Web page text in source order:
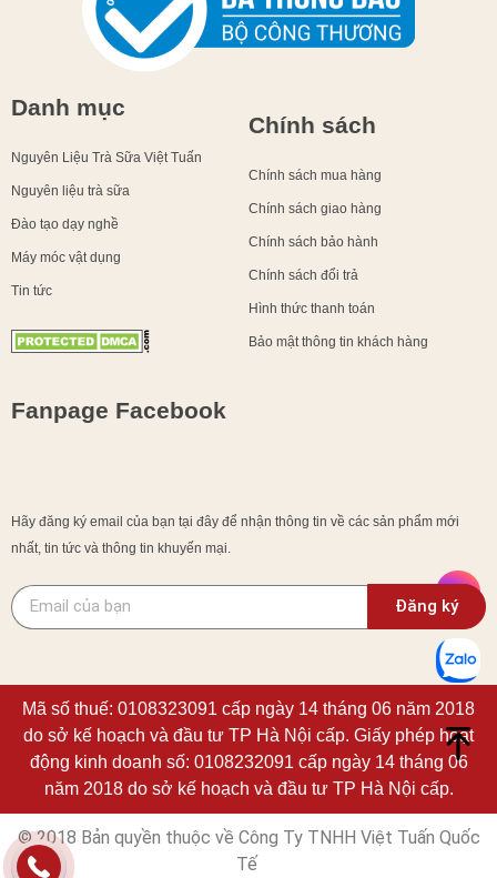
Danh mục
Nguyên Liệu Trà Sữa Việt Tuấn
Nguyên liệu trà sữa
Đào tạo dạy nghề
Máy móc vật dụng
Tin tức
Chính sách
Chính sách mua hàng
Chính sách giao hàng
Chính sách bảo hành
Chính sách đổi trả
Hình thức thanh toán
Bảo mật thông tin khách hàng
Fanpage Facebook
Hãy đăng ký email của bạn tại đây để nhận thông tin về các sản phẩm mới
nhất, tin tức và thông tin khuyến mại.
Đăng ký
Mã số thuế: 0108323091 cấp ngày 14 tháng 06 năm 2018
do sở kế hoạch và đầu tư TP Hà Nội cấp. Giấy phép hoạt
động kinh doanh số: 0108232091 cấp ngày 14 tháng 06
năm 2018 do sở kế hoạch và đầu tư TP Hà Nội cấp.
© 2018 Bản quyền thuộc về Công Ty TNHH Việt Tuấn Quốc
Tế